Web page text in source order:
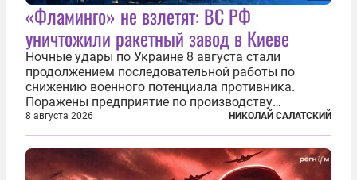
«Фламинго» не взлетят: ВС РФ
уничтожили ракетный завод в Киеве
Ночные удары по Украине 8 августа стали
продолжением последовательной работы по
снижению военного потенциала противника.
Поражены предприятие по производству
крылатых ракет, крупный склад топлива и два
сухогруза с военными грузами. Дополнительно
нанесены удары по объектам в ряде городов. В
Киеве...
8 августа 2026 НИКОЛАЙ САЛАТСКИЙ